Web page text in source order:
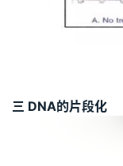
三 DNA的片段化